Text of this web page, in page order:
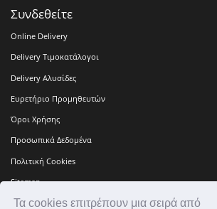
Τα cookies επιτρέπουν μια σειρά από
Συνδεθείτε
Online Delivery
Delivery Τιμοκατάλογοι
Delivery Αλυσίδες
Ευρετήριο Προμηθευτών
Όροι Χρήσης
Προσωπικά Δεδομένα
Πολιτική Cookies
Sitemap
Press Kit